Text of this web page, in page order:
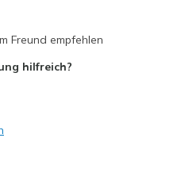
Freund empfehlen
hilfreich?